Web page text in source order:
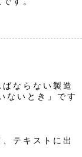
ならない製造
ないとき」です
テキストに出